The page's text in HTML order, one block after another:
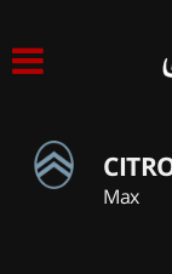
ACQUISTIAMO USATO
Max